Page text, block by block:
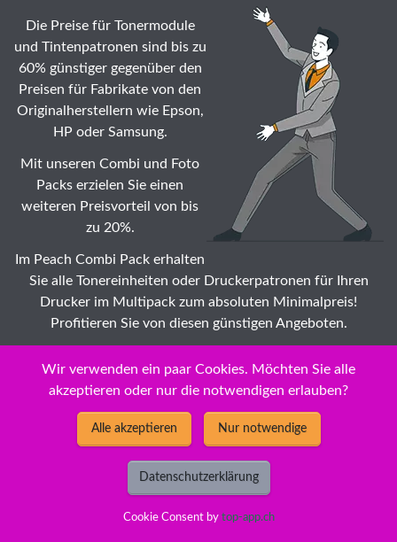
Die Preise für Tonermodule
und Tintenpatronen sind bis zu
60% günstiger gegenüber den
Preisen für Fabrikate von den
Originalherstellern wie Epson,
HP oder Samsung.
Mit unseren Combi und Foto
Packs erzielen Sie einen
weiteren Preisvorteil von bis
zu 20%.
Im Peach Combi Pack erhalten
Sie alle Tonereinheiten oder Druckerpatronen für Ihren
Drucker im Multipack zum absoluten Minimalpreis!
Profitieren Sie von diesen günstigen Angeboten.
Druckerpatronen günstig Modell zu Dauertiefstpreisen /
Impeachment
2026 © New Economy GmbH
Wir verwenden ein paar Cookies. Möchten Sie alle
akzeptieren oder nur die notwendigen erlauben?
Alle akzeptieren Nur notwendige
Datenschutzerklärung
Cookie Consent by top-app.ch